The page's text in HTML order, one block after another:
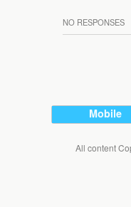
NO RESPONSES
Mobile
All content